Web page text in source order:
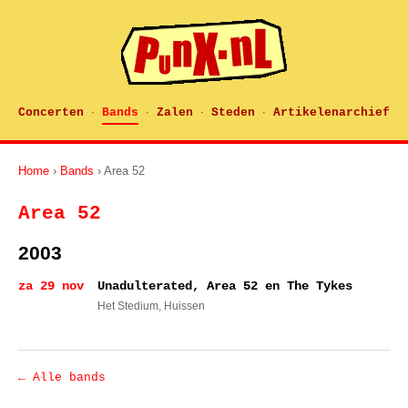
Concerten · Bands · Zalen · Steden · Artikelenarchief
Home › Bands › Area 52
Area 52
2003
za 29 nov Unadulterated, Area 52 en The Tykes
Het Stedium, Huissen
← Alle bands